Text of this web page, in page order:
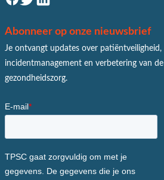
Abonneer op onze nieuwsbrief
Je ontvangt updates over patiëntveiligheid,
incidentmanagement en verbetering van de
gezondheidszorg.